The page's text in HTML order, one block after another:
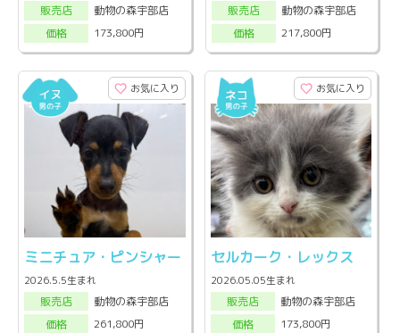
販売店
動物の森宇部店
価格
173,800円
販売店
動物の森宇部店
価格
217,800円
お気に入り
ミニチュア・ピンシャー
2026.5.5生まれ
販売店
動物の森宇部店
価格
261,800円
お気に入り
セルカーク・レックス
2026.05.05生まれ
販売店
動物の森宇部店
価格
173,800円